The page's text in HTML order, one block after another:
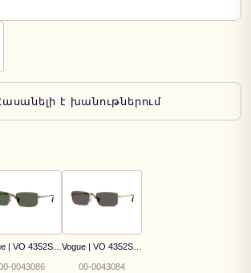
է խանութներում
0043086 00-0043084